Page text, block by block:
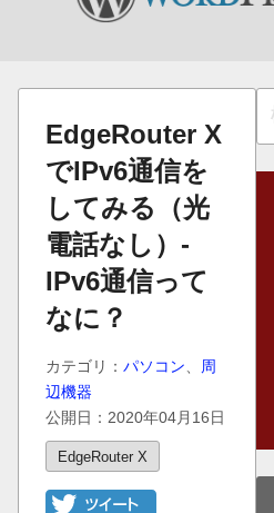
EdgeRouter X
でIPv6通信を
してみる（光
電話なし）-
IPv6通信って
なに？
カテゴリ： パソコン
周
辺機器
公開日：2020年04月16日
EdgeRouter X